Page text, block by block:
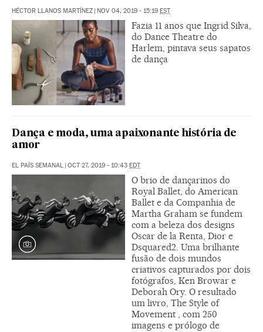
HÉCTOR LLANOS MARTÍNEZ | NOV 04, 2019 - 15:19 EST
Fazia 11 anos que Ingrid Silva,
do Dance Theatre do
Harlem, pintava seus sapatos
de dança
Dança e moda, uma apaixonante história de
amor
EL PAÍS SEMANAL | OCT 27, 2019 - 10:43 EDT
O brio de dançarinos do
Royal Ballet, do American
Ballet e da Companhia de
Martha Graham se fundem
com a beleza dos designs
Oscar de la Renta, Dior e
Dsquared2. Uma brilhante
fusão de dois mundos
criativos capturados por dois
fotógrafos, Ken Browar e
Deborah Ory. O resultado
um livro, The Style of
Movement , com 250
imagens e prólogo de